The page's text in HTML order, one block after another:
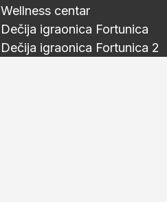
Wellness centar
Dečija igraonica Fortunica
Dečija igraonica Fortunica 2